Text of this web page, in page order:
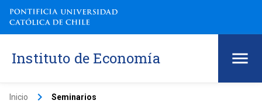
Instituto de Economía
Inicio keyboard_arrow_right Seminarios